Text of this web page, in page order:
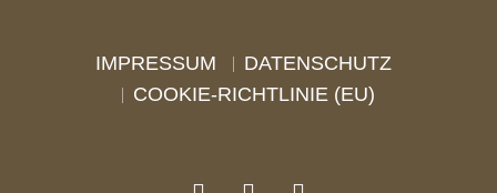
IMPRESSUM
DATENSCHUTZ
COOKIE-RICHTLINIE (EU)